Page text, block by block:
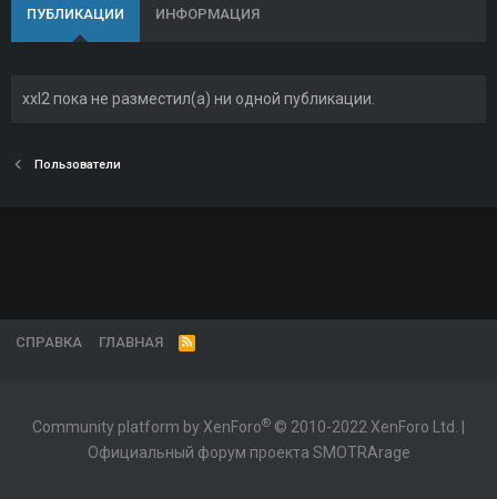
ПУБЛИКАЦИИ ИНФОРМАЦИЯ
xxl2 пока не разместил(а) ни одной публикации.
Пользователи
СПРАВКА ГЛАВНАЯ
R
S
Community platform by XenForo® © 2010-2022 XenForo Ltd.
Официальный форум проекта SMOTRArage